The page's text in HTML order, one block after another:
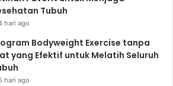
Tubuh
hari ago
Bodyweight Exercise tanpa
yang Efektif untuk Melatih Seluruh
hari ago